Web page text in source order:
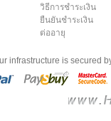
วิธีการชำระเงิน
ยืนยันชำระเงิน
ต่ออายุ
infrastructure is secured